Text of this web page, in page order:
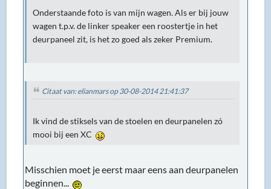
Onderstaande foto is van mijn wagen. Als er bij jouw
wagen t.p.v. de linker speaker een roostertje in het
deurpaneel zit, is het zo goed als zeker Premium.
Citaat van: elianmars op 30-08-2014 21:41:37
Ik vind de stiksels van de stoelen en deurpanelen zó
mooi bij een XC
Misschien moet je eerst maar eens aan deurpanelen
beginnen...